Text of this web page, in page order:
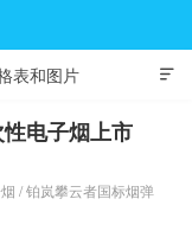

表和图片
电子烟上市
/铂岚攀云者国标烟弹